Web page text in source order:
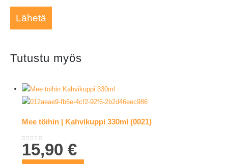
Tutustu myös
Mee töihin | Kahvikuppi 330ml (0021)
0out of 5
15,90€